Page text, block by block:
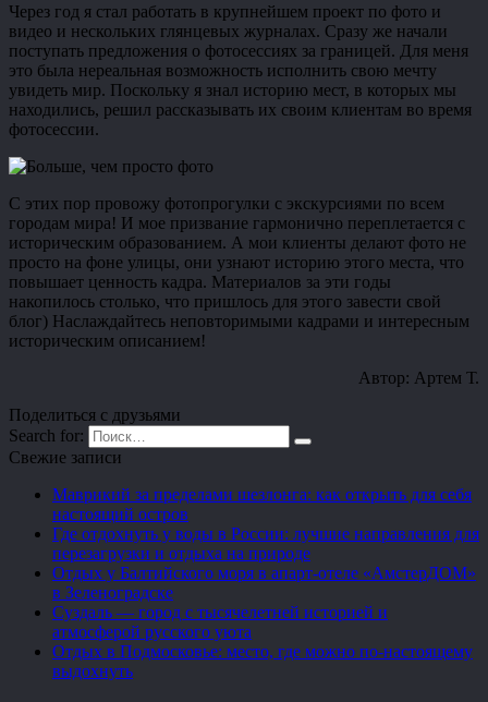
Через год я стал работать в крупнейшем проект по фото и
видео и нескольких глянцевых журналах. Сразу же начали
поступать предложения о фотосессиях за границей. Для меня
это была нереальная возможность исполнить свою мечту
увидеть мир. Поскольку я знал историю мест, в которых мы
находились, решил рассказывать их своим клиентам во время
фотосессии.
С этих пор провожу фотопрогулки с экскурсиями по всем
городам мира! И мое призвание гармонично переплетается с
историческим образованием. А мои клиенты делают фото не
просто на фоне улицы, они узнают историю этого места, что
повышает ценность кадра. Материалов за эти годы
накопилось столько, что пришлось для этого завести свой
блог) Наслаждайтесь неповторимыми кадрами и интересным
историческим описанием!
Автор: Артем Т.
Поделиться с друзьями
Search for:
Свежие записи
Маврикий за пределами шезлонга: как открыть для себя
настоящий остров
Где отдохнуть у воды в России: лучшие направления для
перезагрузки и отдыха на природе
Отдых у Балтийского моря в апарт-отеле «АмстерДОМ»
в Зеленоградске
Суздаль — город с тысячелетней историей и
атмосферой русского уюта
Отдых в Подмосковье: место, где можно по-настоящему
выдохнуть